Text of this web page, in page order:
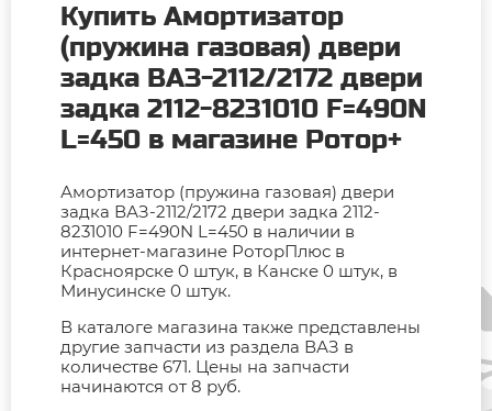
Купить Амортизатор
(пружина газовая) двери
задка ВАЗ-2112/2172 двери
задка 2112-8231010 F=490N
L=450 в магазине Ротор+
Амортизатор (пружина газовая) двери
задка ВАЗ-2112/2172 двери задка 2112-
8231010 F=490N L=450 в наличии в
интернет-магазине РоторПлюс в
Красноярске 0 штук, в Канске 0 штук, в
Минусинске 0 штук.
В каталоге магазина также представлены
другие запчасти из раздела ВАЗ в
количестве 671. Цены на запчасти
начинаются от 8 руб.